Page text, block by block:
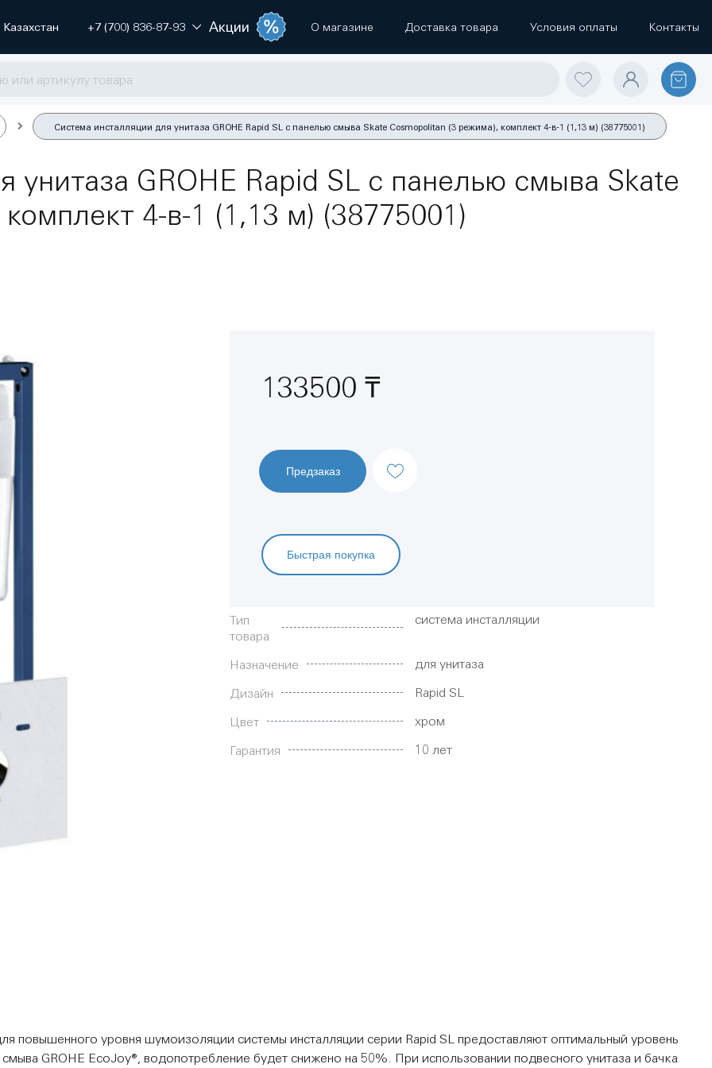
Казахстан +7 (700) 836-87-93 Акции О магазине Доставка товара Условия оплаты Контакты
Система инсталляции для унитаза GROHE Rapid SL с панелью смыва Skate Cosmopolitan (3 режима), комплект 4-в-1 (1,13 м) (38775001)
унитаза GROHE Rapid SL с панелью смыва Skate
4-в-1 (1,13 м) (38775001)
133500 ₸
Предзаказ
Быстрая покупка
Характеристики
Тип
товара
система инсталляции
Назначение для унитаза
Дизайн Rapid SL
Цвет хром
Гарантия 10 лет
повышенного уровня шумоизоляции системы инсталляции серии Rapid SL предоставляют оптимальный уровень
GROHE EcoJoy®, водопотребление будет снижено на 50%. При использовании подвесного унитаза и бачка